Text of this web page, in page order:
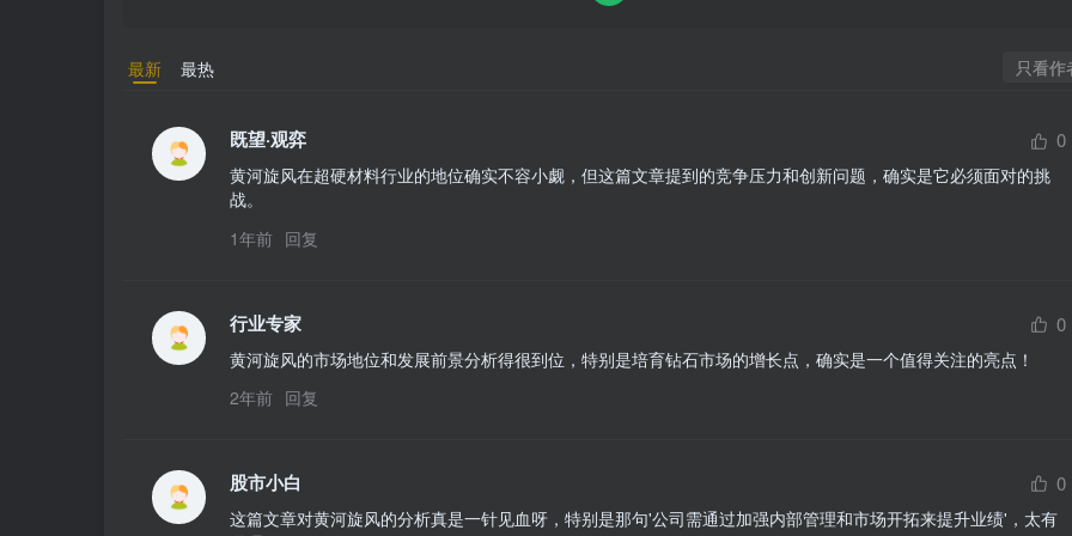
最新 最热 只看作
既望·观弈 0
黄河旋风在超硬材料行业的地位确实不容小觑，但这篇文章提到的竞争压力和创新问题，确实是它必须面对的挑
战。
1年前 回复
行业专家 0
黄河旋风的市场地位和发展前景分析得很到位，特别是培育钻石市场的增长点，确实是一个值得关注的亮点！
2年前 回复
股市小白 0
这篇文章对黄河旋风的分析真是一针见血呀，特别是那句'公司需通过加强内部管理和市场开拓来提升业绩'，太有